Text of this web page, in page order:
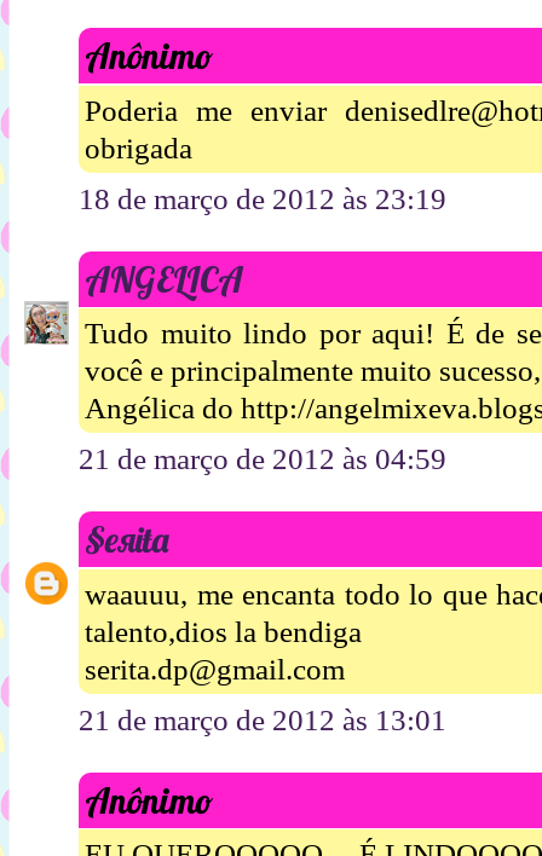
Anônimo
Poderia me enviar
obrigada
18 de março de 2012 às 23:19
ANGELICA
Tudo muito lindo por aqui! É de
você e principalmente muito
Angélica do http://
21 de março de 2012 às 04:59
§eяiŧa
waauuu, me encanta todo lo que
talento,dios la bendiga
serita.dp@gmail.com
21 de março de 2012 às 13:01
Anônimo